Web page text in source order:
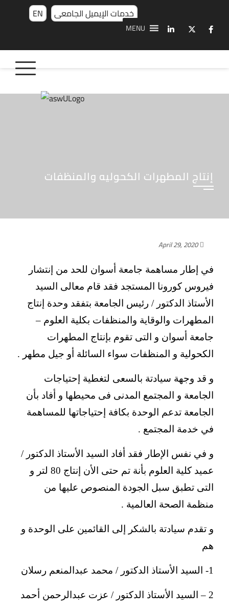
EN خدمات الإيميل الجامعى
MENU
إنتاج المطهرات الكحوليه والمنظفات
April 29, 2020
في إطار مساهمة جامعة أسوان للحد من إنتشار
فيروس كورونا المستجد فقد قام معالى السيد
الأستاذ الدكتور / رئيس الجامعة بتفقد وحدة إنتاج
المطهرات والوقاية والمنظفات بكلية العلوم –
جامعة أسوان و التى تقوم بإنتاج المطهرات
الكحولية و المنظفات سواء السائلة أو جيل مطهر .
و قد وجهة سيادتة بالسعى لتغطية إحتياجات
الجامعة و المجتمع المدنى فى محيطها و أفاد بأن
الجامعة تدعم الوحدة بكافة إحتياجاتها للمساهمة
في خدمة المجتمع .
و في نفس الإطار فقد أفاد السيد الأستاذ الدكتور /
عميد كلية العلوم بأنة تم حتى الأن إنتاج 80 لتر و
التى تطبق سبل الجودة المنصوص عليها من
منظمة الصحة العالمية .
و تقدم سيادتة بالشكر إلى القائمين على الوحدة و
هم
1- السيد الأستاذ الدكتور / محمد عبدالمنعم رسلان
2 – السيد الأستاذ الدكتور / عزت عبدالرحمن أحمد